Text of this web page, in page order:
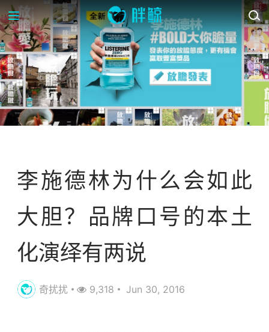
李施德林为什么会如此
大胆？品牌口号的本土
化演绎有两说
奇扰扰 9,318 Jun 30, 2016